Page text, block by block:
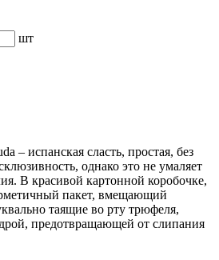
шт
– испанская сласть, простая, без
однако это не умаляет
В красивой картонной коробочке,
пакет, вмещающий
таящие во рту трюфеля,
предотвращающей от слипания